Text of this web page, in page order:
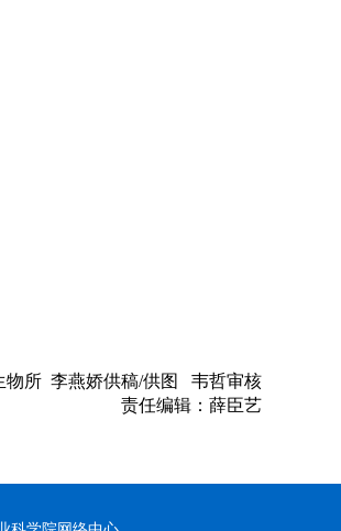
物所 李燕娇供稿/供图 韦哲审核
责任编辑：薛臣艺